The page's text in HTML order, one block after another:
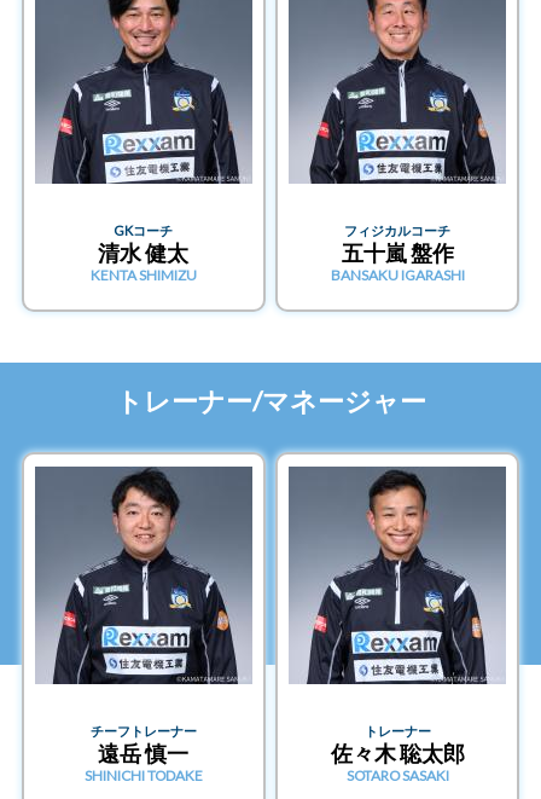
GKコーチ
清水 健太
KENTA SHIMIZU
フィジカルコーチ
五十嵐 盤作
BANSAKU IGARASHI
トレーナー/マネージャー
チーフトレーナー
遠岳 慎一
SHINICHI TODAKE
トレーナー
佐々木 聡太郎
SOTARO SASAKI